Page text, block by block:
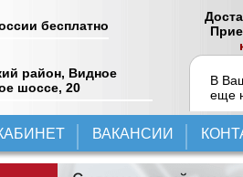
бесплатно
район, Видное
шоссе, 20
В
еще
ВАКАНСИИ